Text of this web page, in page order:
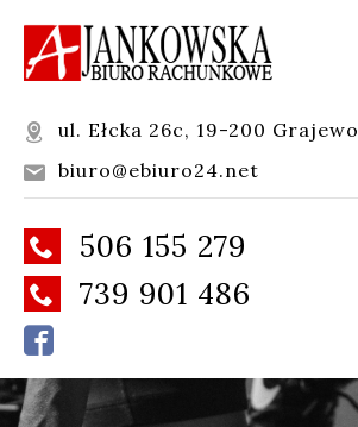
 ul. Ełcka 26c, 19-200 Grajewo
 biuro@ebiuro24.net
 506 155 279
 739 901 486
